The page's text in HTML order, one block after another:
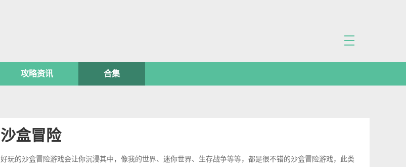
攻略资讯 合集
沙盒冒险
好玩的沙盒冒险游戏会让你沉浸其中，像我的世界、迷你世界、生存战争等等，都是很不错的沙盒冒险游戏，此类